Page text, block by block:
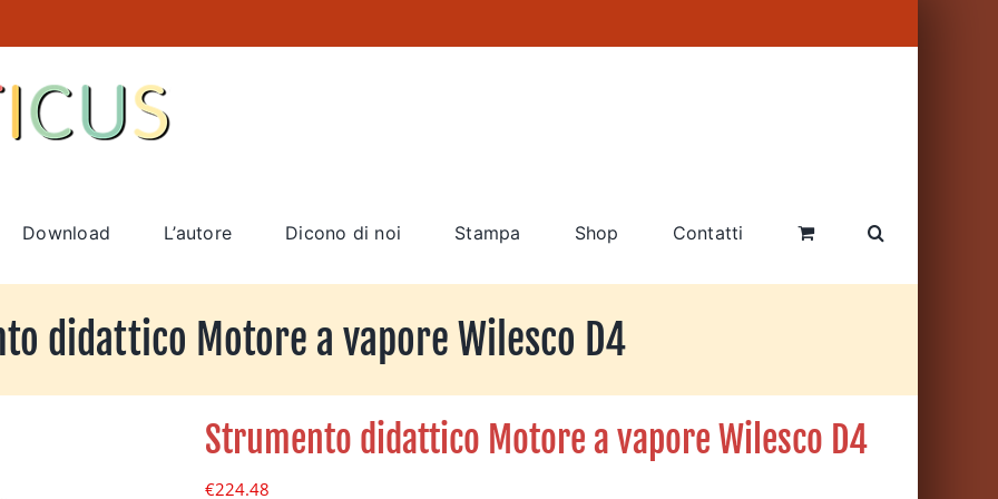
Download L’autore Dicono di noi Stampa Shop Contatti
didattico Motore a vapore Wilesco D4
Strumento didattico Motore a vapore Wilesco D4
€224.48